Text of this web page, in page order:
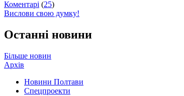
Коментарі (25)
Вислови свою думку!
Останні новини
Більше новин
Архів
Новини Полтави
Спецпроекти